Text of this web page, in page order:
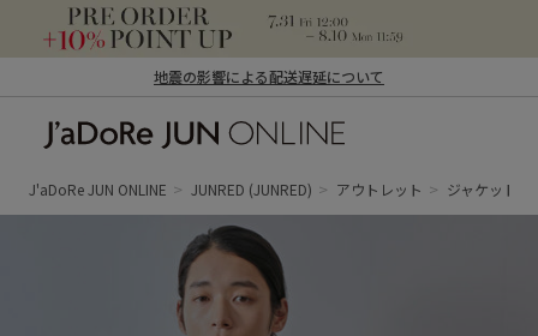
地震の影響による配送遅延について
ン オンライン）
J'aDoRe JUN ONLINE JUNRED (JUNRED) アウトレット ジャケット/